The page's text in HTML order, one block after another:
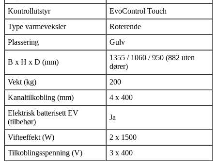
Kontrollutstyr
EvoControl Touch
Type varmeveksler
Roterende
Plassering
Gulv
B x H x D (mm)
1355 / 1060 / 950 (882 uten
dører)
Vekt (kg)
200
Kanaltilkobling (mm)
4 x 400
Elektrisk batterisett EV
(tilbehør)
Ja
Vifteeffekt (W)
2 x 1500
Tilkoblingsspenning (V)
3 x 400